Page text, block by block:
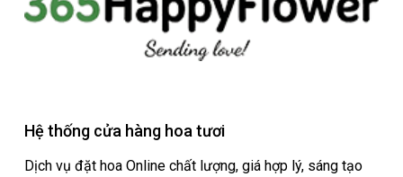
Hệ thống cửa hàng hoa tươi
Dịch vụ đặt hoa Online chất lượng, giá hợp lý, sáng tạo